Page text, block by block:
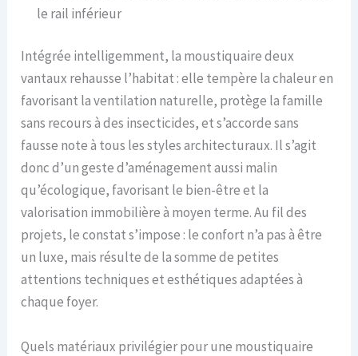
le rail inférieur
Intégrée intelligemment, la moustiquaire deux
vantaux rehausse l’habitat : elle tempère la chaleur en
favorisant la ventilation naturelle, protège la famille
sans recours à des insecticides, et s’accorde sans
fausse note à tous les styles architecturaux. Il s’agit
donc d’un geste d’aménagement aussi malin
qu’écologique, favorisant le bien-être et la
valorisation immobilière à moyen terme. Au fil des
projets, le constat s’impose : le confort n’a pas à être
un luxe, mais résulte de la somme de petites
attentions techniques et esthétiques adaptées à
chaque foyer.
Quels matériaux privilégier pour une moustiquaire